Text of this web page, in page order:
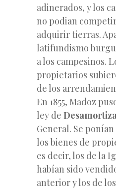
adinerados, y los
no podian
adquirir tierras.
latifundismo
a los campesinos.
propietarios
de los
En 1855, Madoz
ley de
General. Se
los bienes de
es decir, los de la
habían sido
anterior y los de